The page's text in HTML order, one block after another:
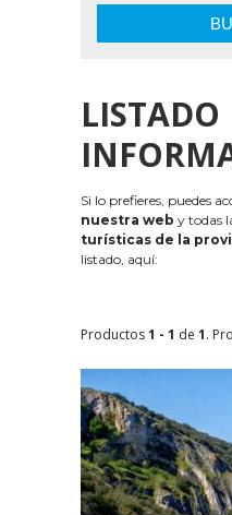
LISTADO
Si lo prefieres, puedes
nuestra web y todas
turísticas de la
listado, aquí:
Productos1 - 1 de 1.